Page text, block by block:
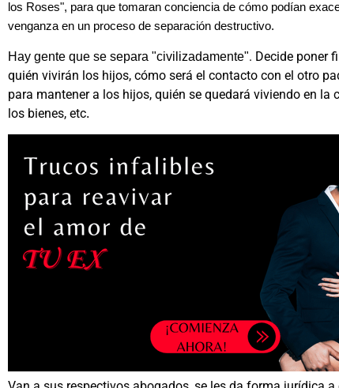
los Roses", para que tomaran conciencia de cómo podían
venganza en un proceso de separación destructivo.
Hay gente que se separa "civilizadamente". Decide poner
quién vivirán los hijos, cómo será el contacto con el otro
para mantener a los hijos, quién se quedará viviendo en la
los bienes, etc.